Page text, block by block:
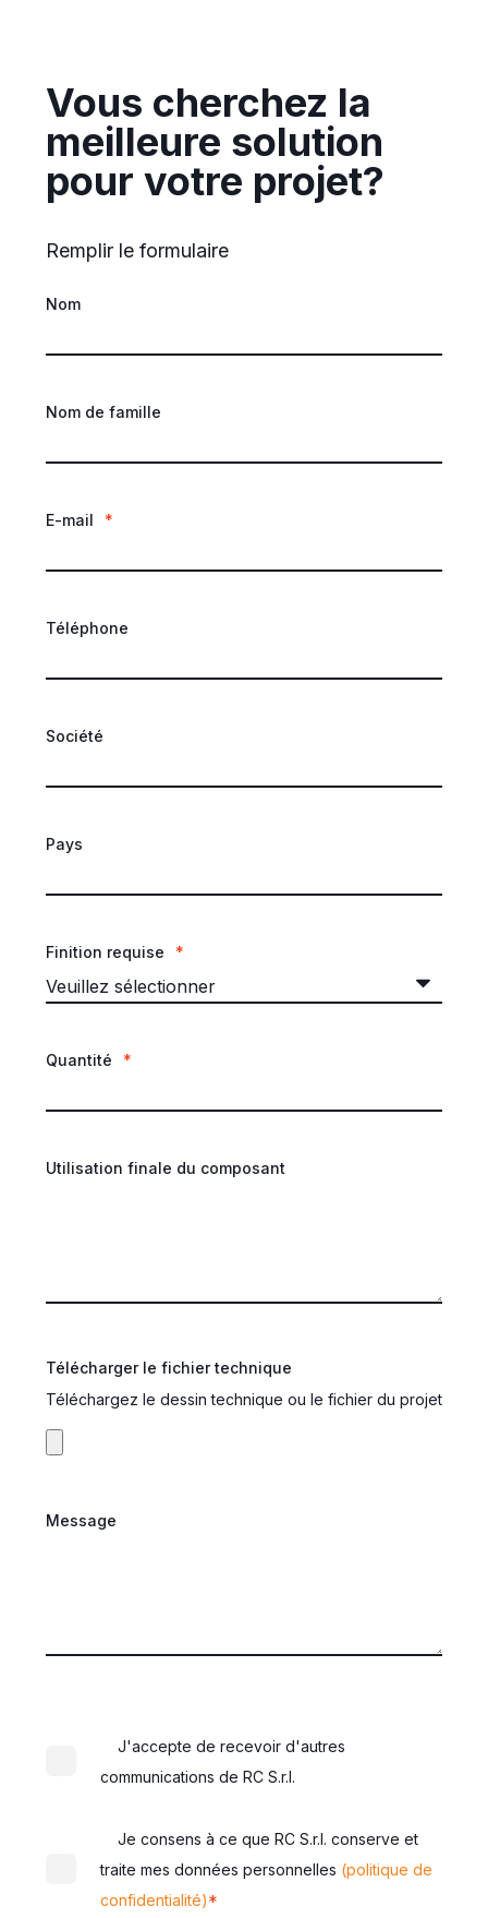
Vous cherchez la
meilleure solution
pour votre projet?
Remplir le formulaire
Nom
Nom de famille
E-mail *
Téléphone
Société
Pays
Finition requise *
Quantité *
Utilisation finale du composant
Télécharger le fichier technique
Téléchargez le dessin technique ou le fichier du projet
Message
J'accepte de recevoir d'autres
communications de RC S.r.l.
Je consens à ce que RC S.r.l. conserve et
traite mes données personnelles (politique de
confidentialité)*